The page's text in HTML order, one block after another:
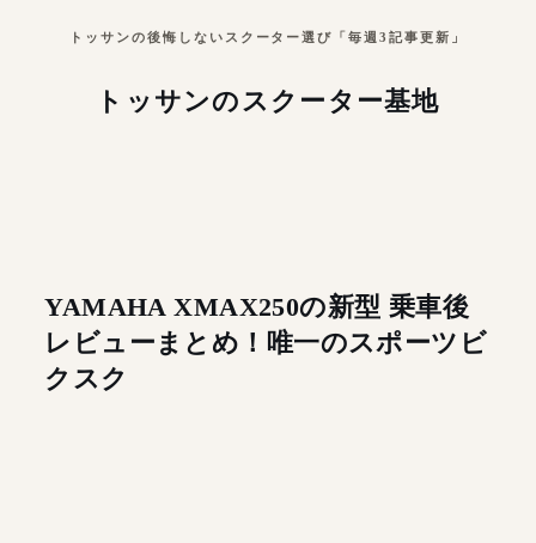
トッサンの後悔しないスクーター選び「毎週3記事更新」
トッサンのスクーター基地
YAMAHA XMAX250の新型 乗車後
レビューまとめ！唯一のスポーツビ
クスク